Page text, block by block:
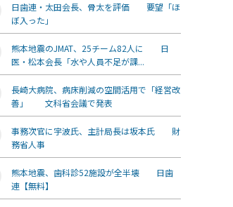
日歯連・太田会長、骨太を評価 要望「ほ
ぼ入った」
熊本地震のJMAT、25チーム82人に 日
医・松本会長「水や人員不足が課...
長崎大病院、病床削減の空間活用で「経営改
善」 文科省会議で発表
事務次官に宇波氏、主計局長は坂本氏 財
務省人事
熊本地震、歯科診52施設が全半壊 日歯
連【無料】